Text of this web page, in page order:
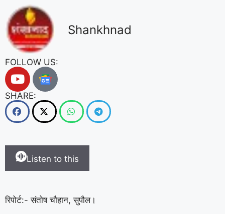
Shankhnad
FOLLOW US:
SHARE:
Listen to this
रिपोर्ट:- संतोष चौहान, सुपौल।